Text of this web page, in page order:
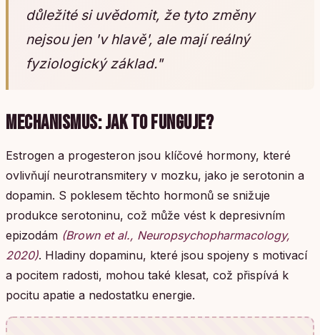
důležité si uvědomit, že tyto změny
nejsou jen 'v hlavě', ale mají reálný
fyziologický základ."
MECHANISMUS: JAK TO FUNGUJE?
Estrogen a progesteron jsou klíčové hormony, které
ovlivňují neurotransmitery v mozku, jako je serotonin a
dopamin. S poklesem těchto hormonů se snižuje
produkce serotoninu, což může vést k depresivním
epizodám (Brown et al., Neuropsychopharmacology,
2020). Hladiny dopaminu, které jsou spojeny s motivací
a pocitem radosti, mohou také klesat, což přispívá k
pocitu apatie a nedostatku energie.